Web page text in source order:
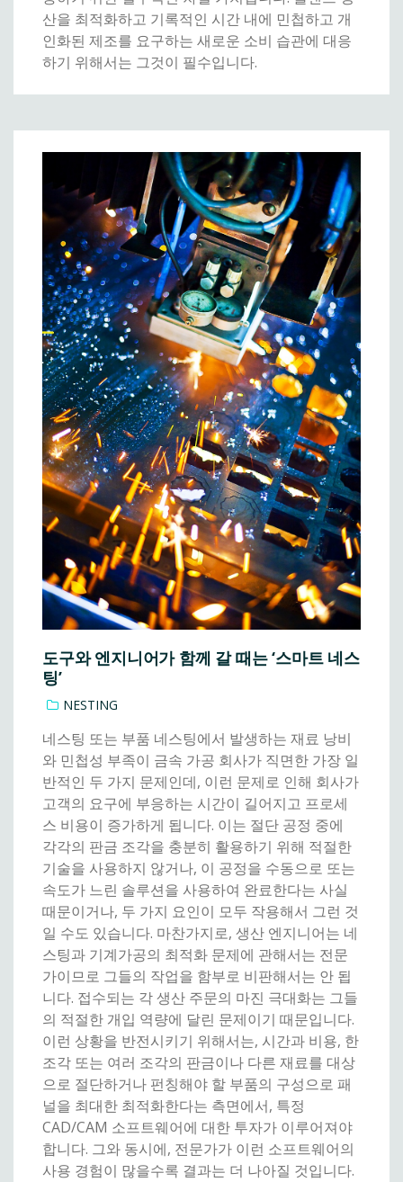
산을 최적화하고 기록적인 시간 내에 민첩하고 개
인화된 제조를 요구하는 새로운 소비 습관에 대응
하기 위해서는 그것이 필수입니다.
도구와 엔지니어가 함께 갈 때는 ‘스마트 네스
팅’
NESTING
네스팅 또는 부품 네스팅에서 발생하는 재료 낭비
와 민첩성 부족이 금속 가공 회사가 직면한 가장 일
반적인 두 가지 문제인데, 이런 문제로 인해 회사가
고객의 요구에 부응하는 시간이 길어지고 프로세
스 비용이 증가하게 됩니다. 이는 절단 공정 중에
각각의 판금 조각을 충분히 활용하기 위해 적절한
기술을 사용하지 않거나, 이 공정을 수동으로 또는
속도가 느린 솔루션을 사용하여 완료한다는 사실
때문이거나, 두 가지 요인이 모두 작용해서 그런 것
일 수도 있습니다. 마찬가지로, 생산 엔지니어는 네
스팅과 기계가공의 최적화 문제에 관해서는 전문
가이므로 그들의 작업을 함부로 비판해서는 안 됩
니다. 접수되는 각 생산 주문의 마진 극대화는 그들
의 적절한 개입 역량에 달린 문제이기 때문입니다.
이런 상황을 반전시키기 위해서는, 시간과 비용, 한
조각 또는 여러 조각의 판금이나 다른 재료를 대상
으로 절단하거나 펀칭해야 할 부품의 구성으로 패
널을 최대한 최적화한다는 측면에서, 특정
CAD/CAM 소프트웨어에 대한 투자가 이루어져야
합니다. 그와 동시에, 전문가가 이런 소프트웨어의
사용 경험이 많을수록 결과는 더 나아질 것입니다.